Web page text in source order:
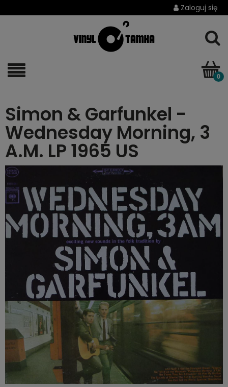
Zaloguj się
Simon & Garfunkel -
Wednesday Morning, 3
A.M. LP 1965 US